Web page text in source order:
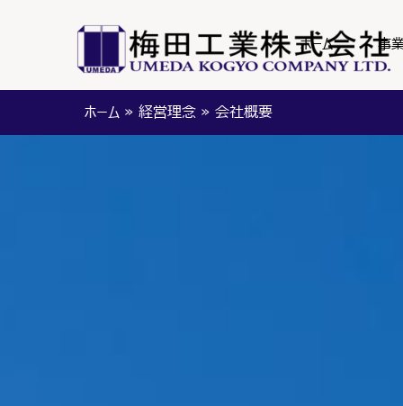
ホーム 事
ホーム »経営理念 »会社概要